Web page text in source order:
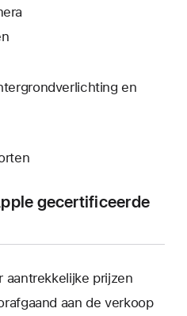
en
gecertificeerde
aantrekkelijke prijzen
aan de verkoop